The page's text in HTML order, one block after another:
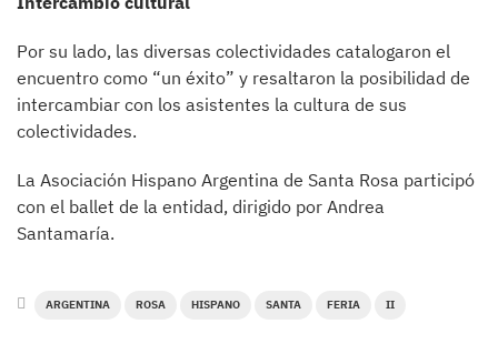
Por su lado, las diversas colectividades catalogaron el
encuentro como “un éxito” y resaltaron la posibilidad de
intercambiar con los asistentes la cultura de sus
colectividades.
La Asociación Hispano Argentina de Santa Rosa participó
con el ballet de la entidad, dirigido por Andrea
Santamaría.
ARGENTINA ROSA HISPANO SANTA FERIA II